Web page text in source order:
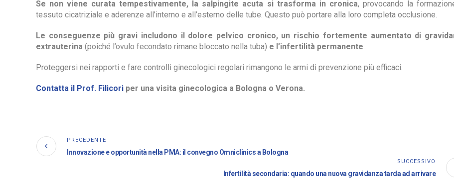
Se non viene curata tempestivamente, la salpingite acuta si trasforma in cronica, provocando la
tessuto cicatriziale e aderenze all’interno e all’esterno delle tube. Questo può portare alla loro completa occlusione.
Le conseguenze più gravi includono il dolore pelvico cronico, un rischio fortemente aumentato di
extrauterina (poiché l’ovulo fecondato rimane bloccato nella tuba) e l’infertilità permanente.
Proteggersi nei rapporti e fare controlli ginecologici regolari rimangono le armi di prevenzione più efficaci.
Contatta il Prof. Filicori per una visita ginecologica a Bologna o Verona.
Innovazione e opportunità nella PMA: il convegno Omniclinics a Bologna
PRECEDENTE
Infertilità secondaria: quando una nuova gravidanza tarda ad arrivare
SUCCESSIVO